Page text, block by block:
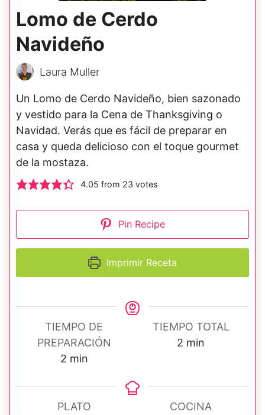
Lomo de Cerdo
Navideño
Laura Muller
Un Lomo de Cerdo Navideño, bien sazonado
y vestido para la Cena de Thanksgiving o
Navidad. Verás que es fácil de preparar en
casa y queda delicioso con el toque gourmet
de la mostaza.
4.05 from 23 votes
Pin Recipe
Imprimir Receta
TIEMPO DE
PREPARACIÓN
2m
n
u
min
TIEMPO TOTAL
2 m
u
t
min
PLATO
COCINA